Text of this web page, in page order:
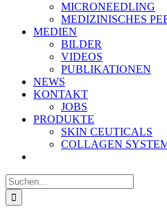
MICRONEEDLING
MEDIZINISCHES
MEDIEN
BILDER
VIDEOS
PUBLIKATIONEN
NEWS
KONTAKT
JOBS
PRODUKTE
SKIN CEUTICALS
COLLAGEN
Suche
nach: